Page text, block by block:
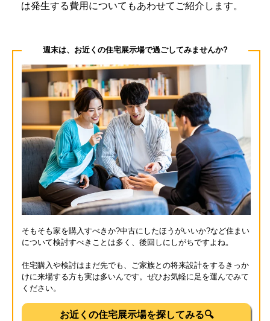
は発生する費用についてもあわせてご紹介します。
週末は、お近くの住宅展示場で過ごしてみませんか?
そもそも家を購入すべきか?中古にしたほうがいいか?など住まい
について検討すべきことは多く、後回しにしがちですよね。
住宅購入や検討はまだ先でも、ご家族との将来設計をするきっか
けに来場する方も実は多いんです。ぜひお気軽に足を運んでみて
ください。
お近くの住宅展示場を探してみる🔍